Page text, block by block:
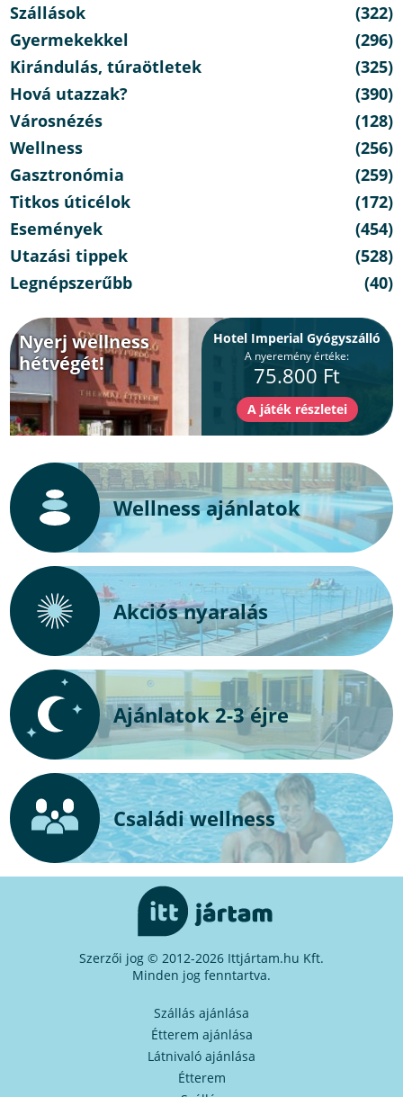
Szállások
(322)
Gyermekekkel
(296)
Kirándulás, túraötletek
(325)
Hová utazzak?
(390)
Városnézés
(128)
Wellness
(256)
Gasztronómia
(259)
Titkos úticélok
(172)
Események
(454)
Utazási tippek
(528)
Legnépszerűbb
(40)
Nyerj wellness
hétvégét!
Hotel Imperial Gyógyszálló
A nyeremény értéke:
75.800 Ft
Wellness ajánlatok
Akciós nyaralás
Ajánlatok 2-3 éjre
Családi wellness
Szerzői jog © 2012-2026 Ittjártam.hu Kft.
Minden jog fenntartva.
Szállás ajánlása
Étterem ajánlása
Látnivaló ajánlása
Étterem